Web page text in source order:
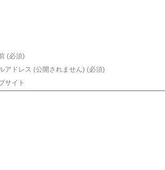
(必須)
アドレス (公開されません) (必須)
サイト